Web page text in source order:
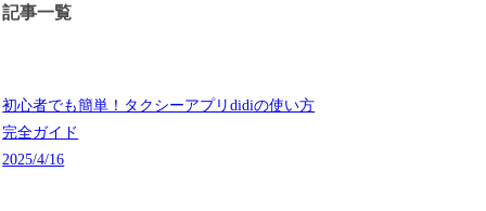
記事一覧
初心者でも簡単！タクシーアプリdidiの使い方
完全ガイド
2025/4/16